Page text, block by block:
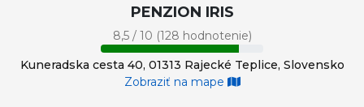
PENZION IRIS
8,5 / 10 (128 hodnotenie)
Kuneradska cesta 40, 01313 Rajecké Teplice, Slovensko
Zobraziť na mape